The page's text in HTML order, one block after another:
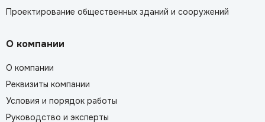
Проектирование общественных зданий и сооружений
О компании
О компании
Реквизиты компании
Условия и порядок работы
Руководство и эксперты